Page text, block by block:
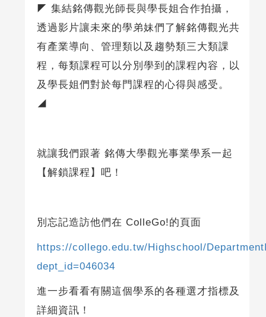
◤ 集結銘傳觀光師長與學長姐合作拍攝，
透過影片讓未來的學弟妹們了解銘傳觀光共
有產業導向、管理類以及趨勢類三大類課
程，每類課程可以分別學到的課程內容，以
及學長姐們對於每門課程的心得與感受。
◢
就讓我們跟著 銘傳大學觀光事業學系一起
【解鎖課程】吧！
別忘記造訪他們在 ColleGo!的頁面
https://collego.edu.tw/Highschool/
dept_id=046034
進一步看看有關這個學系的各種選才指標及
詳細資訊！